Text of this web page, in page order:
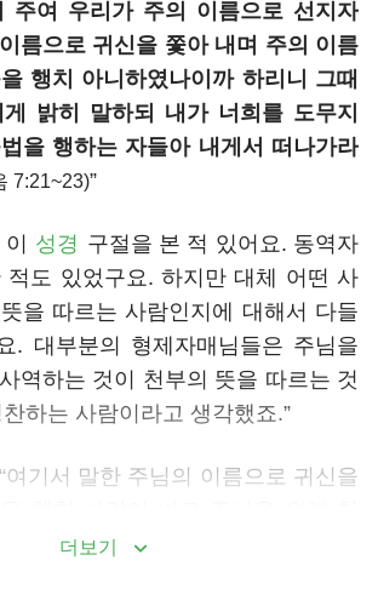
주여 우리가 주의 이름으로 선지자
름으로 귀신을 쫓아 내며 주의 이름
행치 아니하였나이까 하리니 그때
밝히 말하되 내가 너희를 도무지
을 행하는 자들아 내게서 떠나가라
7:21~23)”
성경 구절을 본 적 있어요. 동역자
적도 있었구요. 하지만 대체 어떤 사
을 따르는 사람인지에 대해서 다들
. 대부분의 형제자매님들은 주님을
역하는 것이 천부의 뜻을 따르는 것
하는 사람이라고 생각했죠.”
여기서 말한 주님의 이름으로 귀신을
람이라고 했습니다. 하지만 주님은
더보기